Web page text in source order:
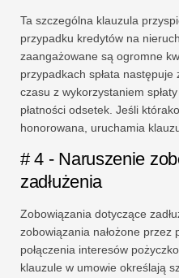
Ta szczególna klauzula
przypadku kredytów na
zaangażowane są ogromne
przypadkach spłata następuje
czasu z wykorzystaniem
płatności odsetek. Jeśli
honorowana, uruchamia
# 4 - Naruszenie
zadłużenia
Zobowiązania dotyczące
zobowiązania nałożone przez
połączenia interesów
klauzule w umowie określają